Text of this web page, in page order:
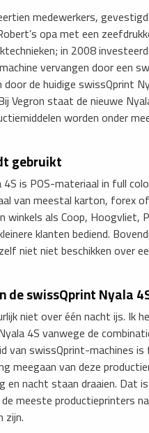
medewerkers,
opa met een
in 2008
vervangen door een
de huidige swissQprint
Vegron staat de nieuwe
worden onder
gebruikt
is POS-materiaal in full
van meestal karton, forex
als Coop, Hoogvliet,
klanten bediend.
niet niet beschikken over
swissQprint Nyala
niet over één nacht ijs. Ik
4S vanwege de
van swissQprint-machines
meegaan van deze
nacht staan draaien. Dat
meeste productieprinters
zijn.